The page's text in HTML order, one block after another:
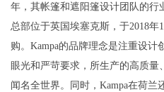
年，其帐篷和遮阳篷设计团队的行
总部位于英国埃塞克斯，于2018年
购。Kampa的品牌理念是注重设
眼光和严苛要求，所生产的高质
闻名全世界。同时，Kampa在荷兰